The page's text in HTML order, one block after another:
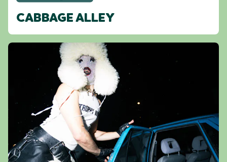
CABBAGE ALLEY